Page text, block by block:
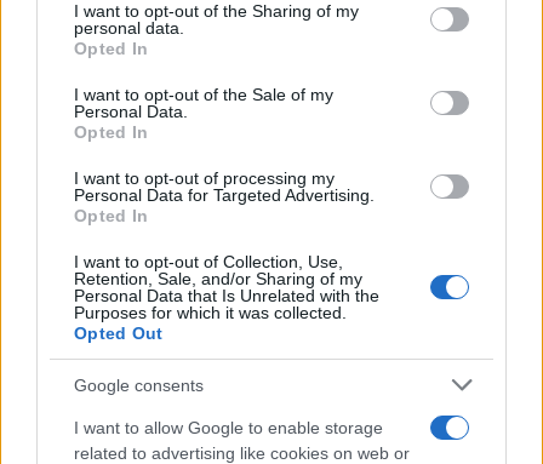
not limited to your visit or usage behaviour. You may click to
grant or deny consent to Google and its third-party tags to
use your data for below specified purposes in below Google
consent section.
I want to opt-out of the Sharing of my
personal data.
Opted In
I want to opt-out of the Sale of my
Personal Data.
Opted In
I want to opt-out of processing my
Personal Data for Targeted Advertising.
Opted In
I want to opt-out of Collection, Use,
Retention, Sale, and/or Sharing of my
Personal Data that Is Unrelated with the
Purposes for which it was collected.
Opted Out
Google consents
I want to allow Google to enable storage
related to advertising like cookies on web or
εκλογές μετατράπηκαν σε γιορτή της
δημοκρατίας».